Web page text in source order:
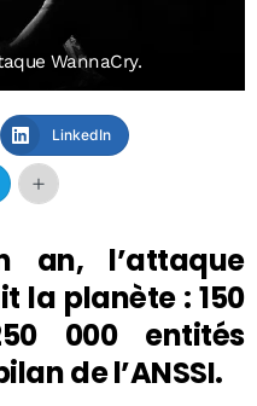
WannaCry.
LinkedIn
an, l’attaque
la planète : 150
000 entités
de l’ANSSI.